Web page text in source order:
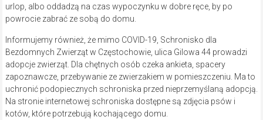
urlop, albo oddadzą na czas wypoczynku w dobre ręce, by po
powrocie zabrać ze sobą do domu.
Informujemy również, że mimo COVID-19, Schronisko dla
Bezdomnych Zwierząt w Częstochowie, ulica Gilowa 44 prowadzi
adopcje zwierząt. Dla chętnych osób czeka ankieta, spacery
zapoznawcze, przebywanie ze zwierzakiem w pomieszczeniu. Ma to
uchronić podopiecznych schroniska przed nieprzemyślaną adopcją.
Na stronie internetowej schroniska dostępne są zdjęcia psów i
kotów, które potrzebują kochającego domu.